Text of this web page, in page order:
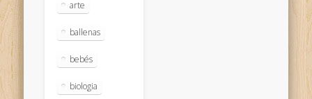
arte
ballenas
bebés
biologia